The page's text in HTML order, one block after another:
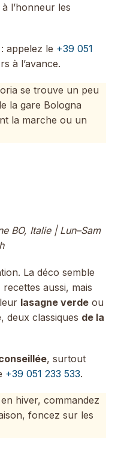
l’honneur les
: appelez le +39 051
à l’avance.
se trouve un peu
la gare Bologna
la marche ou un
BO, Italie | Lun–Sam
La déco semble
aussi, mais
lasagne verde ou
, deux classiques de la
, surtout
+39 051 233 533.
en hiver, commandez
foncez sur les